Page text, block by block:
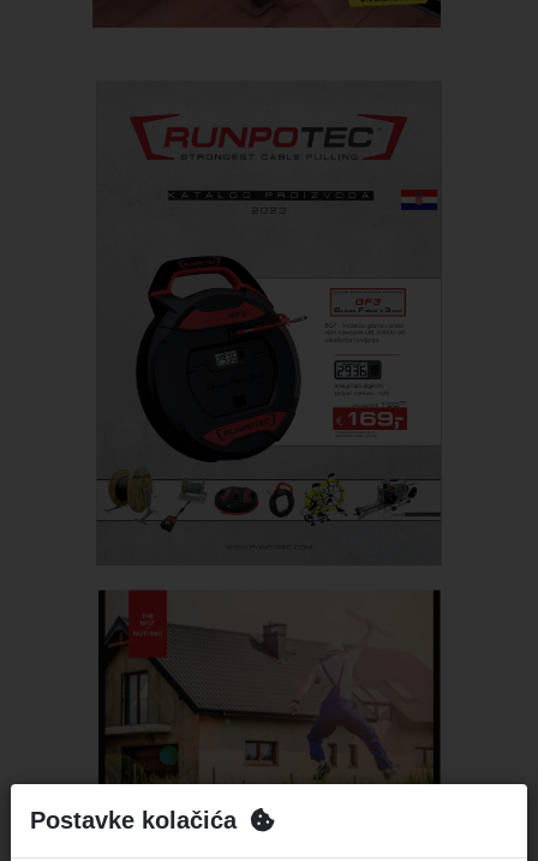
Postavke kolačića